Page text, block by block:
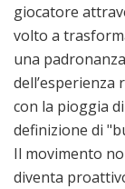
giocatore
volto a
una
con la pioggia
definizione di
Il movimento
diventa